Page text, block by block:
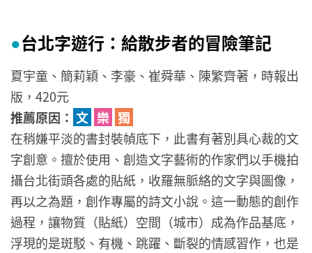
●台北字遊行：給散步者的冒險筆記
夏宇童、簡莉穎、李豪、崔舜華、陳繁齊著，時報出
版，420元
推薦原因： 文 樂 獨
在稍嫌平淡的書封裝幀底下，此書有著別具心裁的文
字創意。擅於使用、創造文字藝術的作家們以手機拍
攝台北街頭各處的貼紙，收羅無脈絡的文字與圖像，
再以之為題，創作專屬的詩文小說。這一動態的創作
過程，讓物質（貼紙）空間（城市）成為作品基底，
浮現的是斑駁、有機、跳躍、斷裂的情感習作，也是